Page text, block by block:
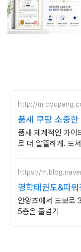
http://
품새 쿠팡 소중
품새 체계적인 가이
로 더 알뜰하게. 도
https://
명학태권도&파
안양초에서 도보로
5층은 줄넘기